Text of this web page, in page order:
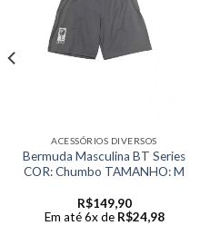
ACESSÓRIOS DIVERSOS
Bermuda Masculina BT Series
COR: Chumbo TAMANHO: M
R$149,90
Em até 6x de R$24,98